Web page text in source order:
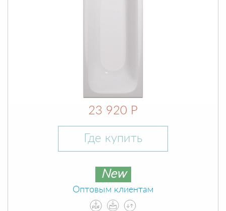
23 920 Р
Где купить
New
Оптовым клиентам